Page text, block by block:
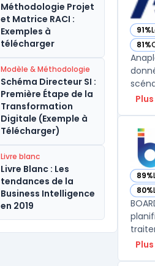
Méthodologie Projet
et Matrice RACI :
Exemples à
télécharger
Modèle & Méthodologie
Schéma Directeur SI :
Première Étape de la
Transformation
Digitale (Exemple à
Télécharger)
Livre blanc
Livre Blanc : Les
tendances de la
Business Intelligence
en 2019
91%
—
81%
—
89%
—
80%
—